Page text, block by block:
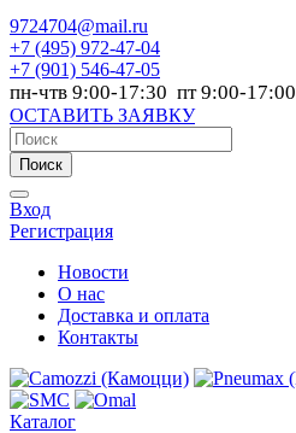
9724704@mail.ru
+7 (495) 972-47-04
+7 (901) 546-47-05
пн-чтв 9:00-17:30 пт 9:00-17:00
ОСТАВИТЬ ЗАЯВКУ
Поиск
Вход
Регистрация
Новости
О нас
Доставка и оплата
Контакты
Каталог